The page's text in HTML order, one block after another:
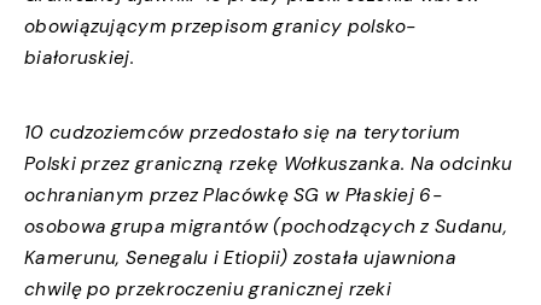
obowiązującym przepisom granicy polsko-
białoruskiej.
10 cudzoziemców przedostało się na terytorium
Polski przez graniczną rzekę Wołkuszanka. Na odcinku
ochranianym przez Placówkę SG w Płaskiej 6-
osobowa grupa migrantów (pochodzących z Sudanu,
Kamerunu, Senegalu i Etiopii) została ujawniona
chwilę po przekroczeniu granicznej rzeki